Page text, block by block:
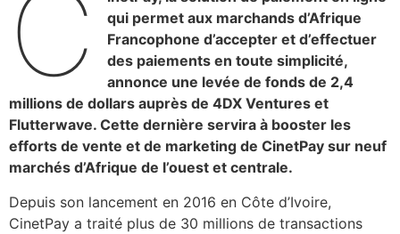
C
qui permet aux marchands d’Afrique
Francophone d’accepter et d’effectuer
des paiements en toute simplicité,
annonce une levée de fonds de 2,4
millions de dollars auprès de 4DX Ventures et
Flutterwave. Cette dernière servira à booster les
efforts de vente et de marketing de CinetPay sur neuf
marchés d’Afrique de l’ouest et centrale.
Depuis son lancement en 2016 en Côte d’Ivoire,
CinetPay a traité plus de 30 millions de transactions